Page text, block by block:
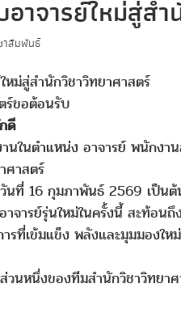
าจารย์ใหม่สู่ส
าสัมพันธ์
ม่สู่สำนักวิชาวิทยาศาสตร์
ร์ขอต้อนรับ
ดี
นในตำแหน่ง อาจารย์ พนักงา
ศาสตร์
นที่ 16 กุมภาพันธ์ 2569 เป็นต้
าจารย์รุ่นใหม่ในครั้งนี้ สะท้อ
ารที่เข้มแข็ง พลังและมุมมองใ
วนหนึ่งของทีมสำนักวิชาวิทยา